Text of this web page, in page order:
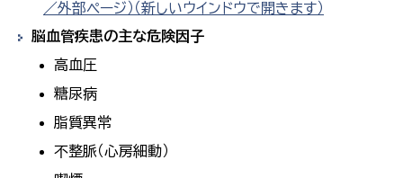
／外部ページ） （新しいウインドウで開きます）
脳血管疾患の主な危険因子
高血圧
糖尿病
脂質異常
不整脈（心房細動）